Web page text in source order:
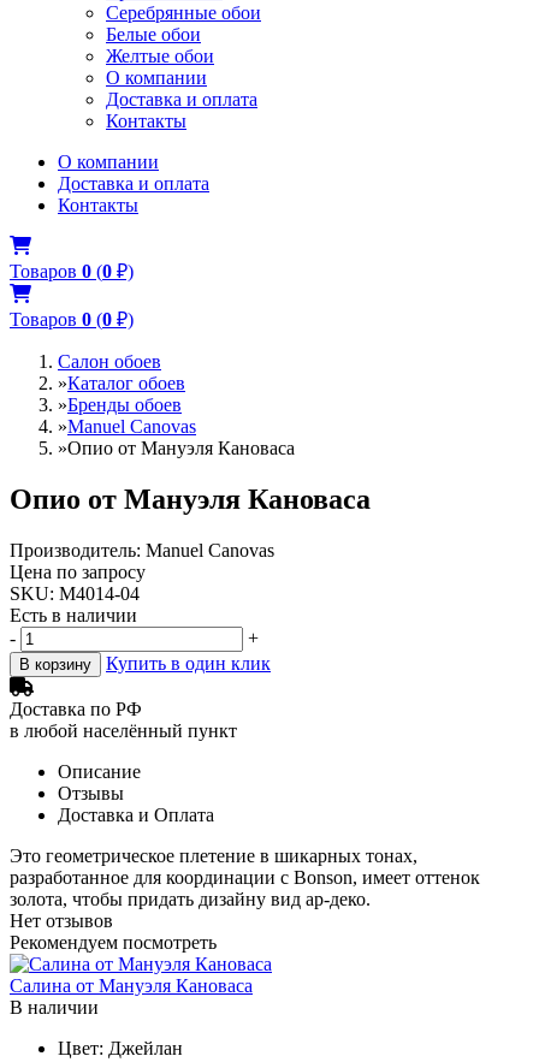
Серебрянные обои
Белые обои
Желтые обои
О компании
Доставка и оплата
Контакты
О компании
Доставка и оплата
Контакты
Товаров 0 (0 ₽)
Товаров 0 (0 ₽)
Салон обоев
»Каталог обоев
»Бренды обоев
»Manuel Canovas
»Опио от Мануэля Кановаса
Опио от Мануэля Кановаса
Производитель: Manuel Canovas
Цена по запросу
SKU: M4014-04
Есть в наличии
-
+
В корзину Купить в один клик
Доставка по РФ
в любой населённый пункт
Описание
Отзывы
Доставка и Оплата
Это геометрическое плетение в шикарных тонах,
разработанное для координации с Bonson, имеет оттенок
золота, чтобы придать дизайну вид ар-деко.
Нет отзывов
Рекомендуем посмотреть
Салина от Мануэля Кановаса
В наличии
Цвет: Джейлан